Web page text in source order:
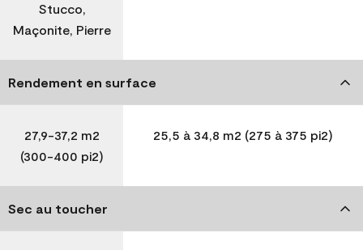
Stucco,
Maçonite, Pierre
Rendement en surface
27,9-37,2 m2
(300-400 pi2)
25,5 à 34,8 m2 (275 à 375 pi2)
Sec au toucher